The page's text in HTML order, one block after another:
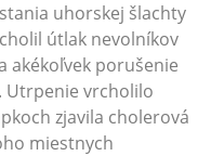
uhorskej šlachty
útlak nevolníkov
akékoľvek porušenie
Utrpenie vrcholilo
zjavila cholerová
miestnych